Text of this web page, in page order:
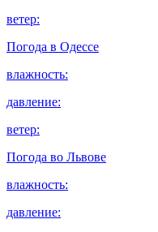
ветер:
Погода в Одессе
влажность:
давление:
ветер:
Погода во Львове
влажность:
давление: